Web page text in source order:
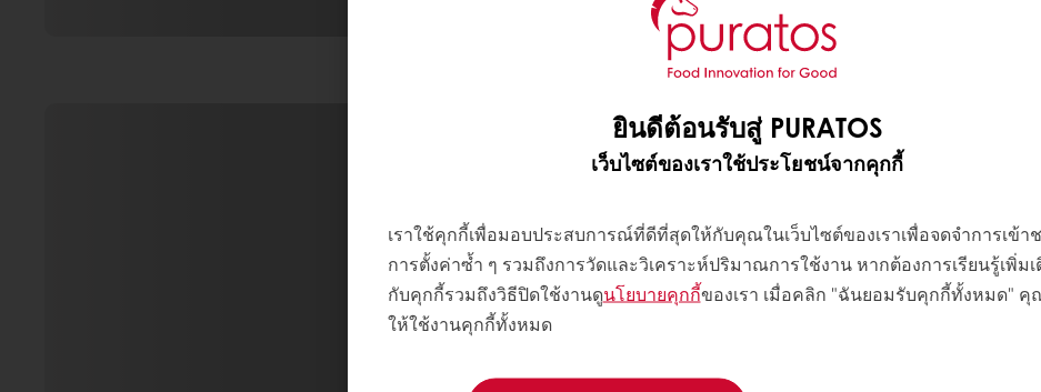
ยินดีต้อนรับสู่ PURATOS
เว็บไซต์ของเราใช้ประโยชน์จากคุกกี้
เราใช้คุกกี้เพื่อมอบประสบการณ์ที่ดีที่สุดให้กับคุณในเว็บไซต์ของเราเพื่อจดจำการเข้า
การตั้งค่าซ้ำ ๆ รวมถึงการวัดและวิเคราะห์ปริมาณการใช้งาน หากต้องการเรียนรู้เพิ่มเ
กับคุกกี้รวมถึงวิธีปิดใช้งานดูนโยบายคุกกี้ของเรา เมื่อคลิก "ฉันยอมรับคุกกี้ทั้งหมด"
ให้ใช้งานคุกกี้ทั้งหมด